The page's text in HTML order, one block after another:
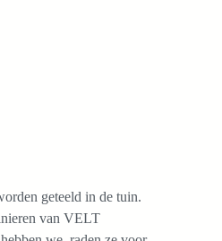
geteeld in de tuin.
van VELT